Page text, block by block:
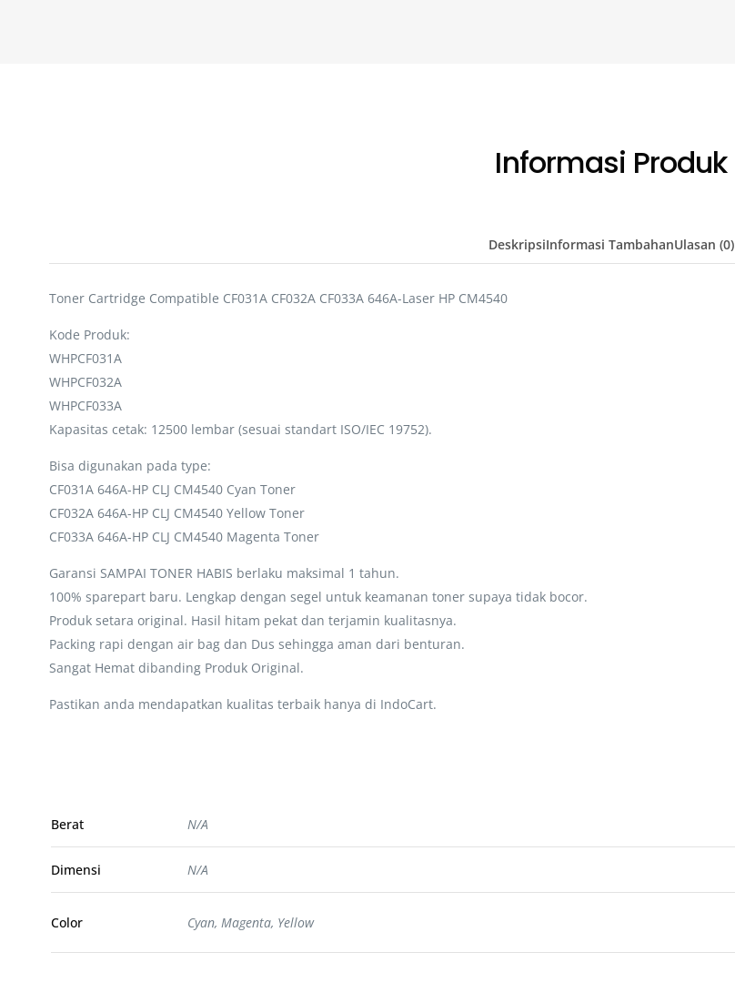
Informasi Produk
DeskripsiInformasi TambahanUlasan (0)
Toner Cartridge Compatible CF031A CF032A CF033A 646A-Laser HP CM4540
Kode Produk:
WHPCF031A
WHPCF032A
WHPCF033A
Kapasitas cetak: 12500 lembar (sesuai standart ISO/IEC 19752).
Bisa digunakan pada type:
CF031A 646A-HP CLJ CM4540 Cyan Toner
CF032A 646A-HP CLJ CM4540 Yellow Toner
CF033A 646A-HP CLJ CM4540 Magenta Toner
Garansi SAMPAI TONER HABIS berlaku maksimal 1 tahun.
100% sparepart baru. Lengkap dengan segel untuk keamanan toner supaya tidak bocor.
Produk setara original. Hasil hitam pekat dan terjamin kualitasnya.
Packing rapi dengan air bag dan Dus sehingga aman dari benturan.
Sangat Hemat dibanding Produk Original.
Pastikan anda mendapatkan kualitas terbaik hanya di IndoCart.
Berat N/A
Dimensi N/A
Color Cyan, Magenta, Yellow